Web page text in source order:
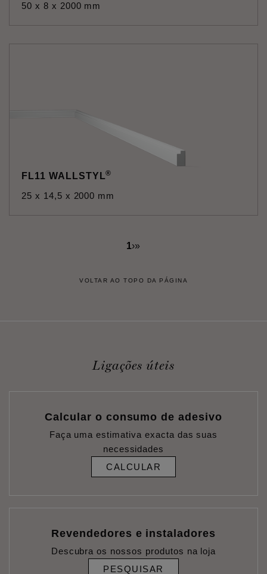
50 x 8 x 2000 mm
FL11 WALLSTYL®
25 x 14,5 x 2000 mm
1›»
VOLTAR AO TOPO DA PÁGINA
Ligações úteis
Calcular o consumo de adesivo
Faça uma estimativa exacta das suas
necessidades
CALCULAR
Revendedores e instaladores
Descubra os nossos produtos na loja
PESQUISAR